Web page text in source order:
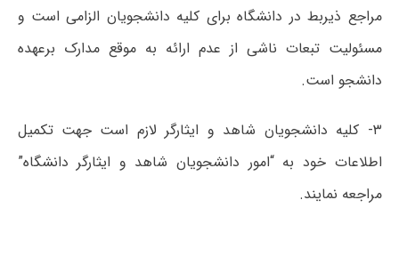
مراجع ذیربط در دانشگاه برای کلیه دانشجویان الزامی است و
مسئولیت تبعات ناشی از عدم ارائه به موقع مدارک برعهده
دانشجو است.
۳- کلیه دانشجویان شاهد و ایثارگر لازم است جهت تکمیل
اطلاعات خود به “امور دانشجویان شاهد و ایثارگر دانشگاه”
مراجعه نمایند.